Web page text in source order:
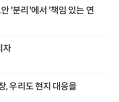
'분리'에서 '책임 있는 연
자
, 우리도 현지 대응을